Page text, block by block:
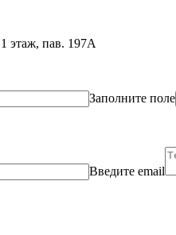
этаж, пав. 197А
Заполните поле
Введите email